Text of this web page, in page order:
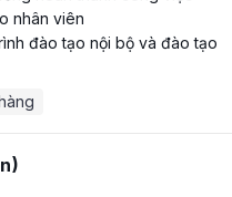
nhân viên
đào tạo nội bộ và đào tạo